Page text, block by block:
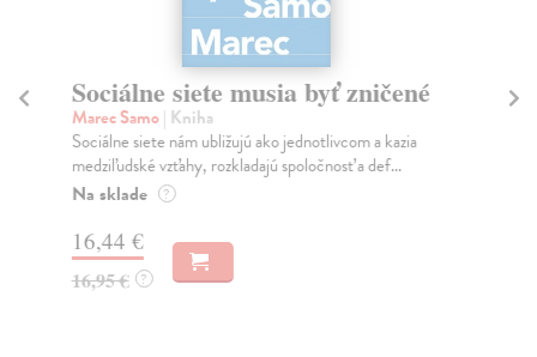
Sociálne siete musia byť zničené
Marec Samo| Kniha
Sociálne siete nám ubližujú ako jednotlivcom a kazia
medziľudské vzťahy, rozkladajú spoločnosť a def...
Na sklade ?
16,44 €
16,95 € ?